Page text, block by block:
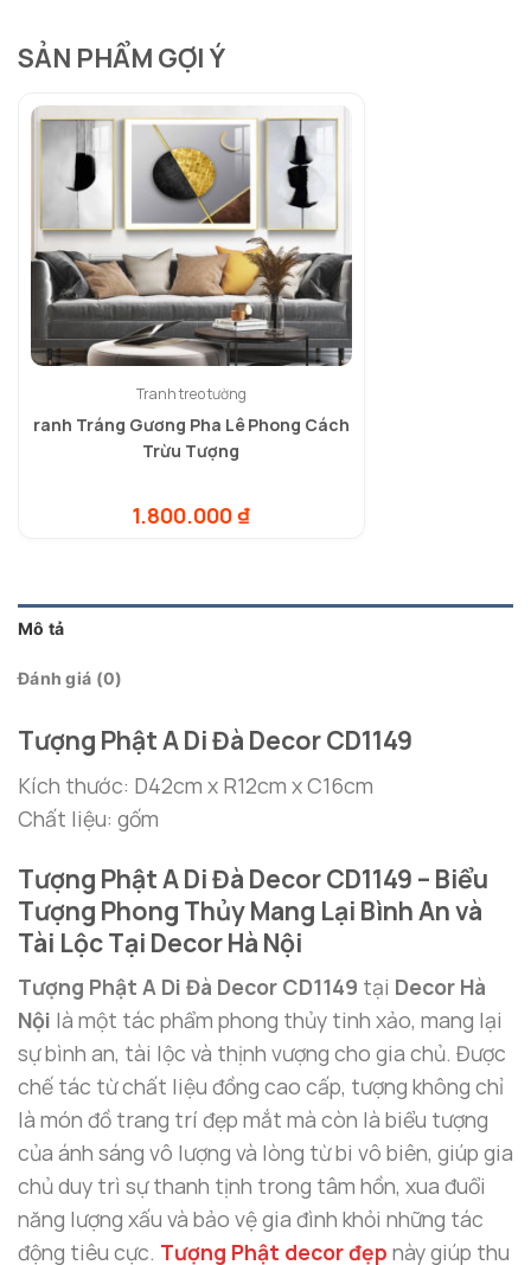
SẢN PHẨM GỢI Ý
Tranh treo tường
ranh Tráng Gương Pha Lê Phong Cách
Trừu Tượng
1.800.000₫
Mô tả
Đánh giá (0)
Tượng Phật A Di Đà Decor CD1149
Kích thước: D42cm x R12cm x C16cm
Chất liệu: gốm
Tượng Phật A Di Đà Decor CD1149 – Biểu
Tượng Phong Thủy Mang Lại Bình An và
Tài Lộc Tại Decor Hà Nội
Tượng Phật A Di Đà Decor CD1149 tại Decor Hà
Nội là một tác phẩm phong thủy tinh xảo, mang lại
sự bình an, tài lộc và thịnh vượng cho gia chủ. Được
chế tác từ chất liệu đồng cao cấp, tượng không chỉ
là món đồ trang trí đẹp mắt mà còn là biểu tượng
của ánh sáng vô lượng và lòng từ bi vô biên, giúp gia
chủ duy trì sự thanh tịnh trong tâm hồn, xua đuổi
năng lượng xấu và bảo vệ gia đình khỏi những tác
động tiêu cực. Tượng Phật decor đẹp này giúp thu